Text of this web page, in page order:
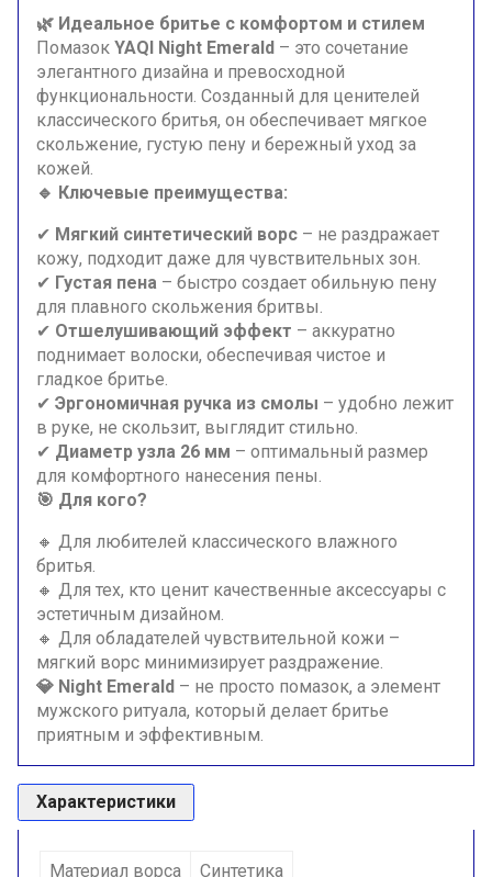
🌿 Идеальное бритье с комфортом и стилем
Помазок YAQI Night Emerald – это сочетание
элегантного дизайна и превосходной
функциональности. Созданный для ценителей
классического бритья, он обеспечивает мягкое
скольжение, густую пену и бережный уход за
кожей.
🔹 Ключевые преимущества:
✔ Мягкий синтетический ворс – не раздражает
кожу, подходит даже для чувствительных зон.
✔ Густая пена – быстро создает обильную пену
для плавного скольжения бритвы.
✔ Отшелушивающий эффект – аккуратно
поднимает волоски, обеспечивая чистое и
гладкое бритье.
✔ Эргономичная ручка из смолы – удобно лежит
в руке, не скользит, выглядит стильно.
✔ Диаметр узла 26 мм – оптимальный размер
для комфортного нанесения пены.
🎯 Для кого?
🔸 Для любителей классического влажного
бритья.
🔸 Для тех, кто ценит качественные аксессуары с
эстетичным дизайном.
🔸 Для обладателей чувствительной кожи –
мягкий ворс минимизирует раздражение.
💎 Night Emerald – не просто помазок, а элемент
мужского ритуала, который делает бритье
приятным и эффективным.
Характеристики
Материал ворса Синтетика